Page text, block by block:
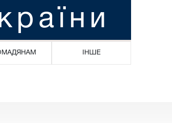
ІНШЕ